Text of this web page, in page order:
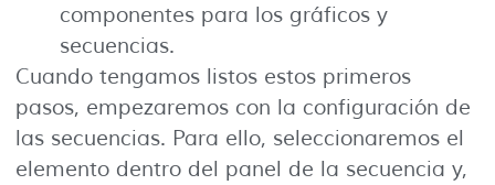
componentes para los gráficos y
secuencias.
Cuando tengamos listos estos primeros
pasos, empezaremos con la configuración de
las secuencias. Para ello, seleccionaremos el
elemento dentro del panel de la secuencia y,